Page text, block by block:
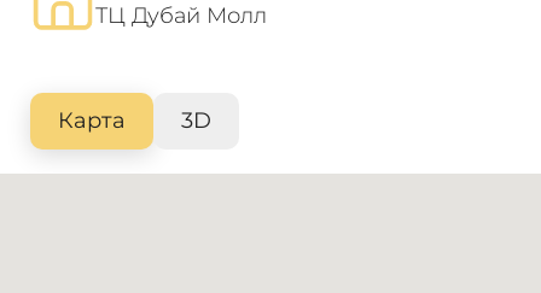
ТЦ Дубай Молл
Карта 3D